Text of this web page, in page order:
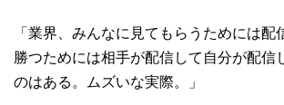
「業界、みんなに見てもらうためには配
勝つためには相手が配信して自分が配信
のはある。ムズいな実際。」